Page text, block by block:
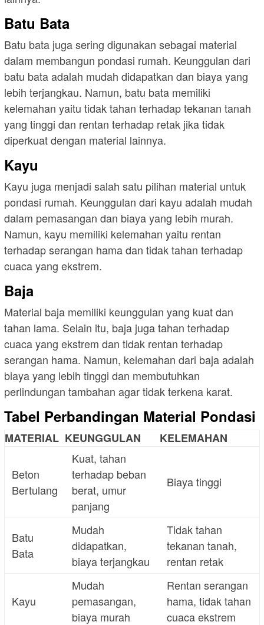
Batu Bata
Batu bata juga sering digunakan sebagai material
dalam membangun pondasi rumah. Keunggulan dari
batu bata adalah mudah didapatkan dan biaya yang
lebih terjangkau. Namun, batu bata memiliki
kelemahan yaitu tidak tahan terhadap tekanan tanah
yang tinggi dan rentan terhadap retak jika tidak
diperkuat dengan material lainnya.
Kayu
Kayu juga menjadi salah satu pilihan material untuk
pondasi rumah. Keunggulan dari kayu adalah mudah
dalam pemasangan dan biaya yang lebih murah.
Namun, kayu memiliki kelemahan yaitu rentan
terhadap serangan hama dan tidak tahan terhadap
cuaca yang ekstrem.
Baja
Material baja memiliki keunggulan yang kuat dan
tahan lama. Selain itu, baja juga tahan terhadap
cuaca yang ekstrem dan tidak rentan terhadap
serangan hama. Namun, kelemahan dari baja adalah
biaya yang lebih tinggi dan membutuhkan
perlindungan tambahan agar tidak terkena karat.
Tabel Perbandingan Material Pondasi
MATERIAL KEUNGGULAN KELEMAHAN
Beton
Bertulang
Kuat, tahan
terhadap beban
berat, umur
panjang
Biaya tinggi
Batu
Bata
Mudah
didapatkan,
biaya terjangkau
Tidak tahan
tekanan tanah,
rentan retak
Kayu
Mudah
pemasangan,
biaya murah
Rentan serangan
hama, tidak tahan
cuaca ekstrem